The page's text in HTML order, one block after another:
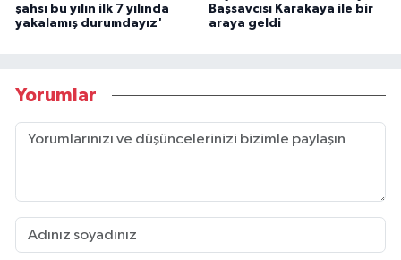
şahsı bu yılın ilk 7 yılında
yakalamış durumdayız'
Başsavcısı Karakaya ile bir
araya geldi
Yorumlar